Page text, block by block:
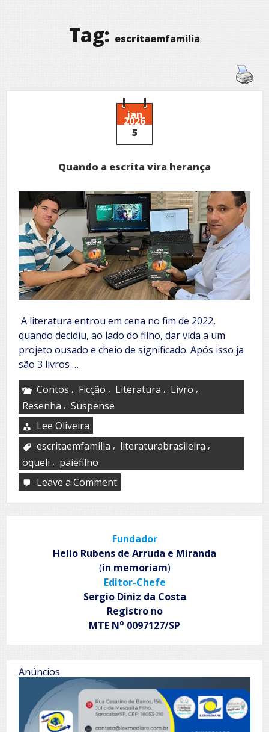
Tag: escritaemfamilia
jan
2026
5
Quando a escrita vira herança
A literatura entrou em cena no fim de 2022,
quando decidiu, ao lado do filho, dar vida a um
projeto ousado e cheio de significado. Após isso ja
são 3 livros …
Contos , Ficção , Literatura , Livro ,
Resenha , Suspense
Lee Oliveira
escritaemfamilia , literaturabrasileira ,
oqueli , paiefilho
Leave a Commenton
a
herança
Fundador
Helio Rubens de Arruda e Miranda
(in memoriam)
Editor-Chefe
Sergio Diniz da Costa
Registro no
MTE No 0097127/SP
Anúncios